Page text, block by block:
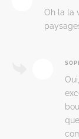
Oh la la